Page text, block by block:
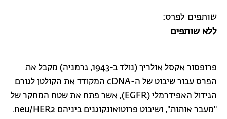
שותפים לפרס:
ללא שותפים
פרופסור אקסל אולריך (נולד ב-1943, גרמניה) מקבל את
הפרס עבור שיבוט של ה-cDNA המקודד את הקולטן לגורם
הגידול האפידרמלי (EGFR), אשר פתח את שטח המחקר של
"מעבר אותות", ושיבוט פרוטואונקוגנים ביניהם neu/HER2.